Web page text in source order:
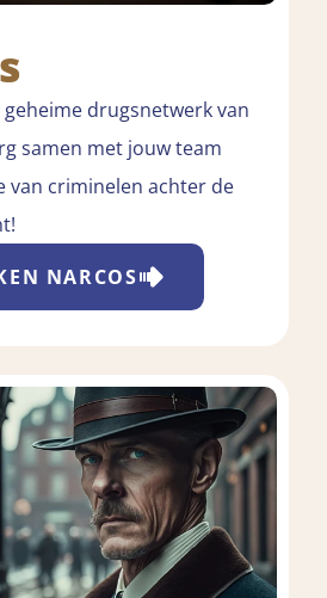
drugsnetwerk van
samen met jouw team
van criminelen achter de
NARCOS